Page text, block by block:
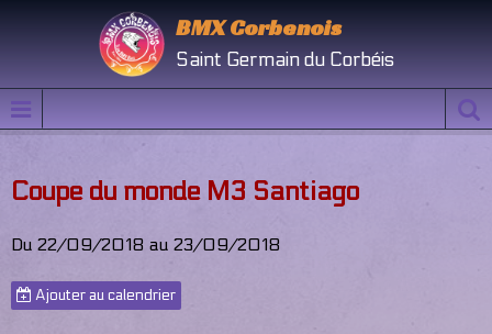
BMX Corbenois
Saint Germain du Corbéis
Coupe du monde M3 Santiago
Du 22/09/2018 au 23/09/2018
Ajouter au calendrier